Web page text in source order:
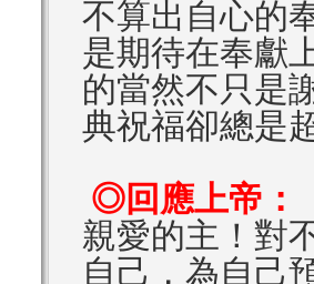
不算出自心的
是期待在奉獻
的當然不只是
典祝福卻總是
◎回應上帝：
親愛的主！對
自己，為自己